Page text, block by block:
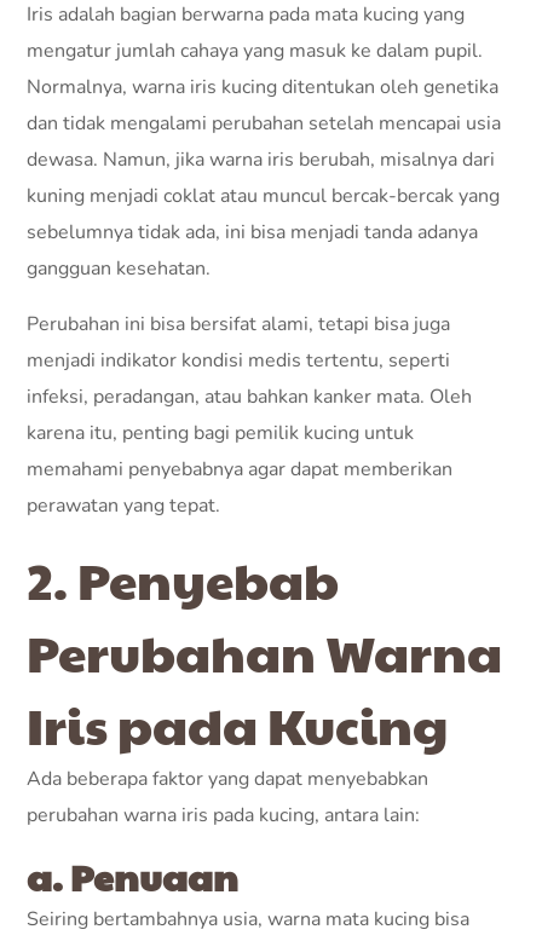
Iris adalah bagian berwarna pada mata kucing yang
mengatur jumlah cahaya yang masuk ke dalam pupil.
Normalnya, warna iris kucing ditentukan oleh genetika
dan tidak mengalami perubahan setelah mencapai usia
dewasa. Namun, jika warna iris berubah, misalnya dari
kuning menjadi coklat atau muncul bercak-bercak yang
sebelumnya tidak ada, ini bisa menjadi tanda adanya
gangguan kesehatan.
Perubahan ini bisa bersifat alami, tetapi bisa juga
menjadi indikator kondisi medis tertentu, seperti
infeksi, peradangan, atau bahkan kanker mata. Oleh
karena itu, penting bagi pemilik kucing untuk
memahami penyebabnya agar dapat memberikan
perawatan yang tepat.
2. Penyebab
Perubahan Warna
Iris pada Kucing
Ada beberapa faktor yang dapat menyebabkan
perubahan warna iris pada kucing, antara lain:
a. Penuaan
Seiring bertambahnya usia, warna mata kucing bisa